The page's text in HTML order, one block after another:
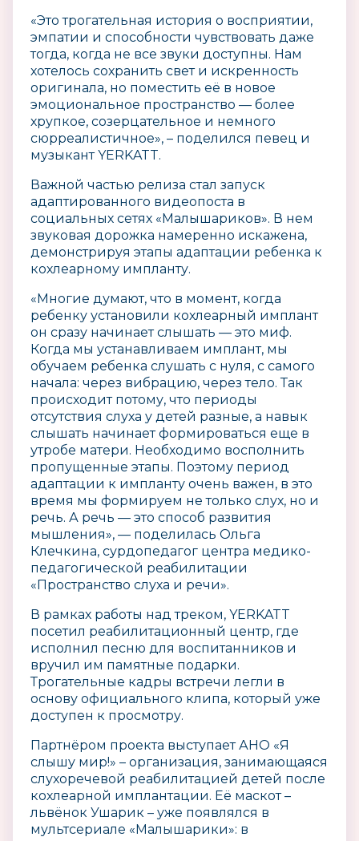
«Это трогательная история о восприятии,
эмпатии и способности чувствовать даже
тогда, когда не все звуки доступны. Нам
хотелось сохранить свет и искренность
оригинала, но поместить её в новое
эмоциональное пространство — более
хрупкое, созерцательное и немного
сюрреалистичное», – поделился певец и
музыкант YERKATT.
Важной частью релиза стал запуск
адаптированного видеопоста в
социальных сетях «Малышариков». В нем
звуковая дорожка намеренно искажена,
демонстрируя этапы адаптации ребенка к
кохлеарному импланту.
«Многие думают, что в момент, когда
ребенку установили кохлеарный имплант
он сразу начинает слышать — это миф.
Когда мы устанавливаем имплант, мы
обучаем ребенка слушать с нуля, с самого
начала: через вибрацию, через тело. Так
происходит потому, что периоды
отсутствия слуха у детей разные, а навык
слышать начинает формироваться еще в
утробе матери. Необходимо восполнить
пропущенные этапы. Поэтому период
адаптации к импланту очень важен, в это
время мы формируем не только слух, но и
речь. А речь — это способ развития
мышления», — поделилась Ольга
Клечкина, сурдопедагог центра медико-
педагогической реабилитации
«Пространство слуха и речи».
В рамках работы над треком, YERKATT
посетил реабилитационный центр, где
исполнил песню для воспитанников и
вручил им памятные подарки.
Трогательные кадры встречи легли в
основу официального клипа, который уже
доступен к просмотру.
Партнёром проекта выступает АНО «Я
слышу мир!» – организация, занимающаяся
слухоречевой реабилитацией детей после
кохлеарной имплантации. Её маскот –
львёнок Ушарик – уже появлялся в
мультсериале «Малышарики»: в